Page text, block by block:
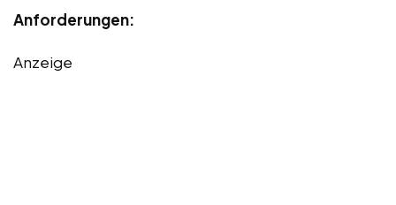
Anforderungen:
Anzeige